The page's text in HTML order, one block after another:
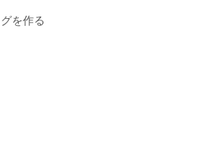
を作る